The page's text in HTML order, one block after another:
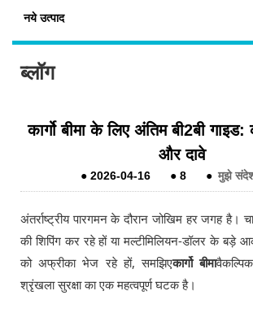
नये उत्पाद
ब्लॉग
कार्गो बीमा के लिए अंतिम बी2बी
और दावे
● 2026-04-16 ● 8 ● मुझे
अंतर्राष्ट्रीय पारगमन के दौरान जोखिम हर जगह है।
की शिपिंग कर रहे हों या मल्टीमिलियन-डॉलर के बड़े
को अफ्रीका भेज रहे हों, समझिएकार्गो बीमा
श्रृंखला सुरक्षा का एक महत्वपूर्ण घटक है।